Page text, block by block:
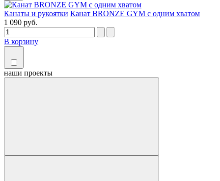
Канаты и рукоятки Канат BRONZE GYM с одним хватом
1 090 руб.
В корзину
наши проекты